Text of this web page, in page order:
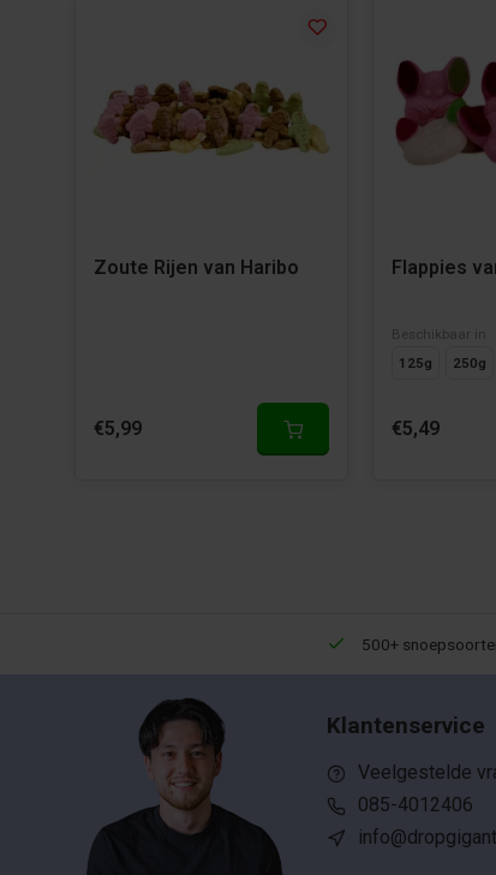
Zoute Rijen van Haribo
€5,99
Flappies
Beschikbaar in
125g
250g
€5,49
500+
Klantenservice
Veelgestelde
085-4012406